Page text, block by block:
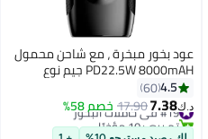
عود بخور مبخرة ، مع شاحن محمول
PD22.5W 8000mAH جيم نوع
الإدخال والإخراج 2 إمدادات الطاقة
المحمولة شحن سريع
4.5
60
7.38
17.90خصم 58% #19 في حاملات البخور
تم بيع +10 مؤخرًا
#19 في حاملات البخور